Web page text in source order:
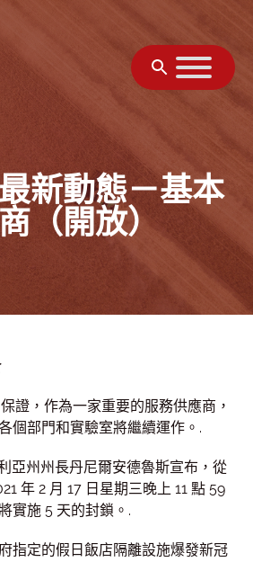
新動態－基本
（開放）
證，作為一家重要的服務供應商，
個部門和實驗室將繼續運作。.
亞州州長丹尼爾安德魯斯宣布，從
年 2 月 17 日星期三晚上 11 點 59
實施 5 天的封鎖。.
指定的假日飯店隔離設施爆發新冠